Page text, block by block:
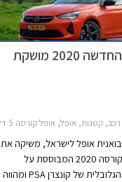
אופל קורסה החדשה 2020 מושקת
אופל קורסה 5 דלתות 2015-2019, אופל קורסה 2020-2024מחירון רכב
אופל לישראל, משיקה את
הסופר מיני אופל קורסה 2020 המבוססת על
פלטפורמת CMP הגלובלית של קונצרן PSA ומהווה